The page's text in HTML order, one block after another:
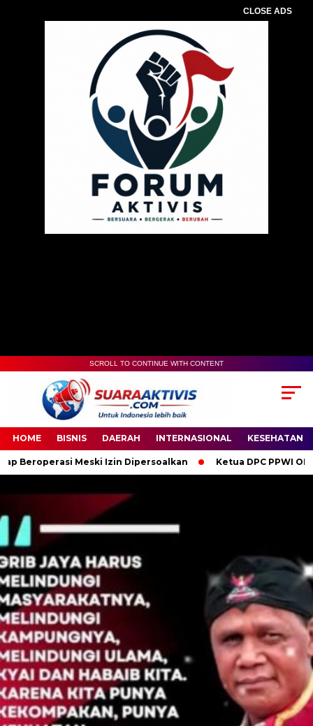
CLOSE ADS
00:00
SCROLL TO CONTINUE WITH CONTENT
HOME BISNIS DAERAH INTERNASIONAL KESEHATAN
Izin Dipersoalkan Ketua DPC PPWI OKI Bersama